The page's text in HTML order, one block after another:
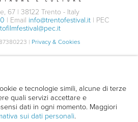
e tecnologie simili, alcune di terze
quali servizi accettare e
dati in ogni momento. Maggiori
sui dati personali.
67 | 38122 Trento - Italy
| Email info@trentofestival.it | PEC
| Privacy & Cookies